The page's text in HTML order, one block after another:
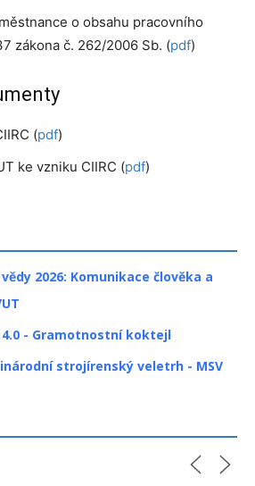
o obsahu pracovního
zákona č. 262/2006 Sb. (pdf)
(pdf)
ke vzniku CIIRC (pdf)
2026: Komunikace člověka a
4.0 - Gramotnostní koktejl
strojírenský veletrh - MSV